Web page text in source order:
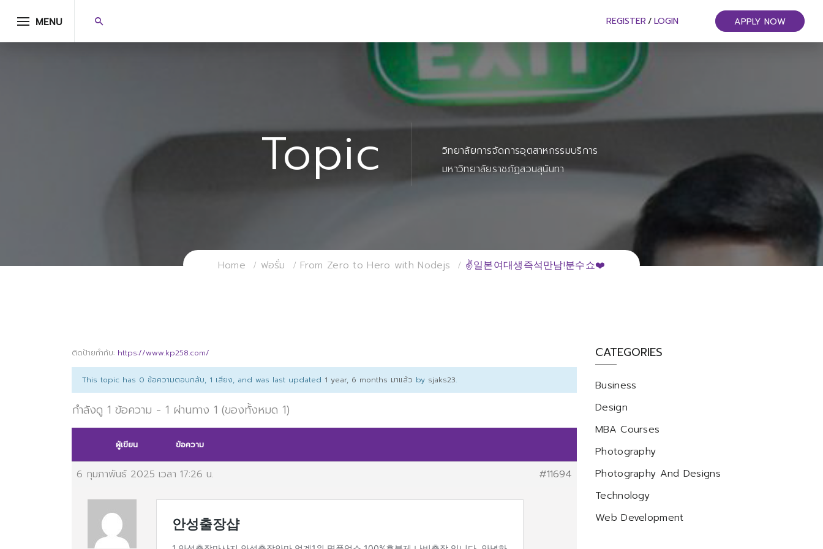
MENU REGISTER / LOGIN APPLY NOW
Topic
วิทยาลัยการจัดการอุตสาหกรรมบริการ
มหาวิทยาลัยราชภัฏสวนสุนันทา
Home ฟอรั่ม From Zero to Hero with Nodejs ✌일본여대생즉석만남!분수쇼❤️
ติดป้ายกำกับ: https://www.kp258.com/
This topic has 0 ข้อความตอบกลับ, 1 เสียง, and was last updated 1 year, 6 months มาแล้ว by sjaks23.
กำลังดู 1 ข้อความ - 1 ผ่านทาง 1 (ของทั้งหมด 1)
ผู้เขียน ข้อความ
6 กุมภาพันธ์ 2025 เวลา 17:26 น. #11694
CATEGORIES
Business
Design
MBA Courses
Photography
Photography And Designs
Technology
Web Development